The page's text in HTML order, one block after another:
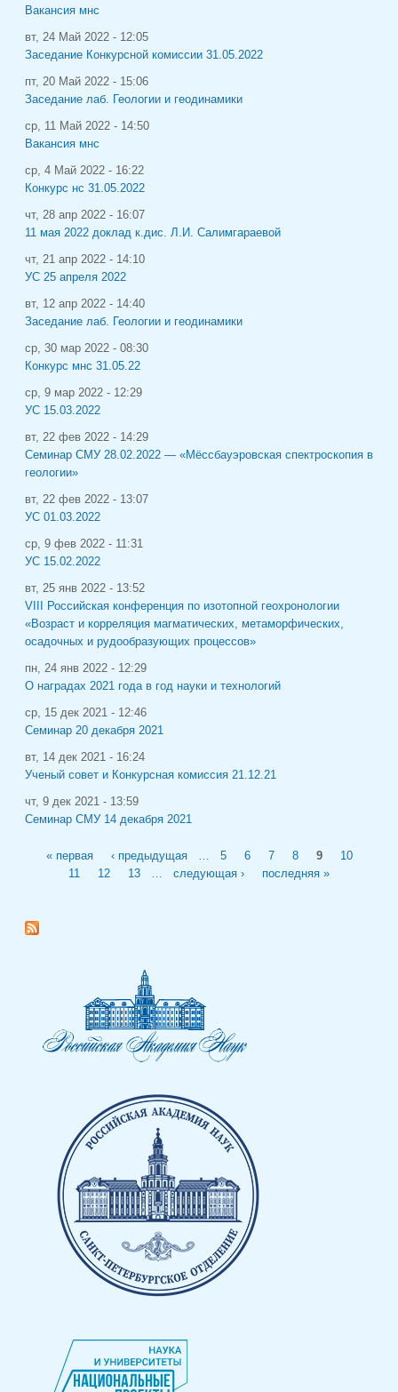
Вакансия мнс
вт, 24 Май 2022 - 12:05
Заседание Конкурсной комиссии 31.05.2022
пт, 20 Май 2022 - 15:06
Заседание лаб. Геологии и геодинамики
ср, 11 Май 2022 - 14:50
Вакансия мнс
ср, 4 Май 2022 - 16:22
Конкурс нс 31.05.2022
чт, 28 апр 2022 - 16:07
11 мая 2022 доклад к.дис. Л.И. Салимгараевой
чт, 21 апр 2022 - 14:10
УС 25 апреля 2022
вт, 12 апр 2022 - 14:40
Заседание лаб. Геологии и геодинамики
ср, 30 мар 2022 - 08:30
Конкурс мнс 31.05.22
ср, 9 мар 2022 - 12:29
УС 15.03.2022
вт, 22 фев 2022 - 14:29
Семинар СМУ 28.02.2022 — «Мёссбауэровская спектроскопия в
геологии»
вт, 22 фев 2022 - 13:07
УС 01.03.2022
ср, 9 фев 2022 - 11:31
УС 15.02.2022
вт, 25 янв 2022 - 13:52
VIII Российская конференция по изотопной геохронологии
«Возраст и корреляция магматических, метаморфических,
осадочных и рудообразующих процессов»
пн, 24 янв 2022 - 12:29
О наградах 2021 года в год науки и технологий
ср, 15 дек 2021 - 12:46
Семинар 20 декабря 2021
вт, 14 дек 2021 - 16:24
Ученый совет и Конкурсная комиссия 21.12.21
чт, 9 дек 2021 - 13:59
Семинар СМУ 14 декабря 2021
« первая ‹ предыдущая 5 6 7 8 9
10
11
12 13 следующая › последняя »